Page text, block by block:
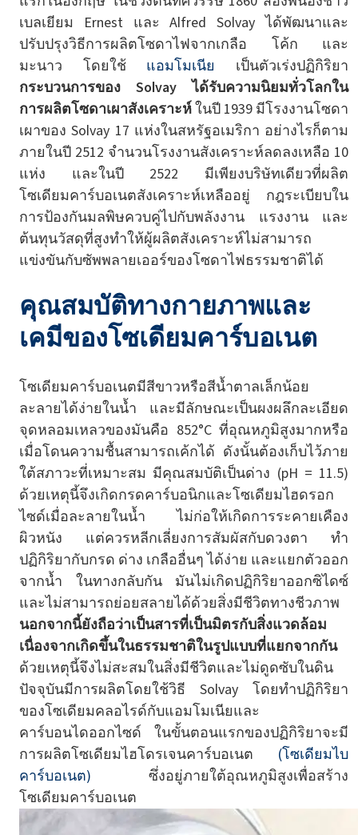
เบลเยียม Ernest และ Alfred Solvay ได้พัฒนาและ
ปรับปรุงวิธีการผลิตโซดาไฟจากเกลือ โค้ก และ
มะนาว โดยใช้ แอมโมเนีย
เป็นตัวเร่งปฏิกิริยา
กระบวนการของ Solvay ได้รับความนิยมทั่วโลกใน
การผลิตโซดาเผาสังเคราะห์ในปี 1939 มีโรงงานโซดา
เผาของ Solvay 17 แห่งในสหรัฐอเมริกา อย่างไรก็ตาม
ภายในปี 2512 จำนวนโรงงานสังเคราะห์ลดลงเหลือ 10
แห่ง และในปี 2522 มีเพียงบริษัทเดียวที่ผลิต
โซเดียมคาร์บอเนตสังเคราะห์เหลืออยู่ กฎระเบียบใน
การป้องกันมลพิษควบคู่ไปกับพลังงาน แรงงาน และ
ต้นทุนวัสดุที่สูงทำให้ผู้ผลิตสังเคราะห์ไม่สามารถ
แข่งขันกับซัพพลายเออร์ของโซดาไฟธรรมชาติได้
คุณสมบัติทางกายภาพและ
เคมีของโซเดียมคาร์บอเนต
โซเดียมคาร์บอเนตมีสีขาวหรือสีน้ำตาลเล็กน้อย
ละลายได้ง่ายในน้ำ และมีลักษณะเป็นผงผลึกละเอียด
จุดหลอมเหลวของมันคือ 852°C ที่อุณหภูมิสูงมากหรือ
เมื่อโดนความชื้นสามารถเค้กได้ ดังนั้นต้องเก็บไว้ภาย
ใต้สภาวะที่เหมาะสม มีคุณสมบัติเป็นด่าง (pH = 11.5)
ด้วยเหตุนี้จึงเกิดกรดคาร์บอนิกและโซเดียมไฮดรอก
ไซด์เมื่อละลายในน้ำ ไม่ก่อให้เกิดการระคายเคือง
ผิวหนัง แต่ควรหลีกเลี่ยงการสัมผัสกับดวงตา ทำ
ปฏิกิริยากับกรด ด่าง เกลืออื่นๆ ได้ง่าย และแยกตัวออก
จากน้ำ ในทางกลับกัน มันไม่เกิดปฏิกิริยาออกซิไดซ์
และไม่สามารถย่อยสลายได้ด้วยสิ่งมีชีวิตทางชีวภาพ
นอกจากนี้ยังถือว่าเป็นสารที่เป็นมิตรกับสิ่งแวดล้อม
เนื่องจากเกิดขึ้นในธรรมชาติในรูปแบบที่แยกจากกัน
ด้วยเหตุนี้จึงไม่สะสมในสิ่งมีชีวิตและไม่ดูดซับในดิน
ปัจจุบันมีการผลิตโดยใช้วิธี Solvay โดยทำปฏิกิริยา
ของโซเดียมคลอไรด์กับแอมโมเนียและ
คาร์บอนไดออกไซด์ ในขั้นตอนแรกของปฏิกิริยาจะมี
การผลิตโซเดียมไฮโดรเจนคาร์บอเนต (โซเดียมไบ
คาร์บอเนต) ซึ่งอยู่ภายใต้อุณหภูมิสูงเพื่อสร้าง
โซเดียมคาร์บอเนต